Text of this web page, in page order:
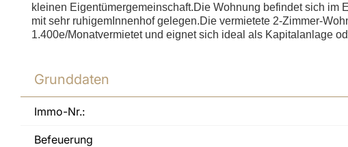
kleinen Eigentümergemeinschaft.Die Wohnung befindet sich im
mit sehr ruhigemInnenhof gelegen.Die vermietete 2-Zimmer-
1.400e/Monatvermietet und eignet sich ideal als Kapitalanlage
Grunddaten
Immo-Nr.:
Befeuerung